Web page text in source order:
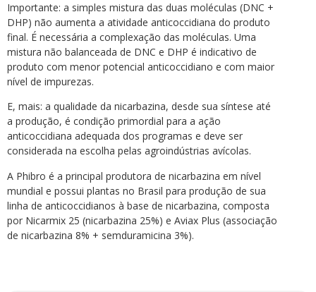
Importante: a simples mistura das duas moléculas (DNC +
DHP) não aumenta a atividade anticoccidiana do produto
final. É necessária a complexação das moléculas. Uma
mistura não balanceada de DNC e DHP é indicativo de
produto com menor potencial anticoccidiano e com maior
nível de impurezas.
E, mais: a qualidade da nicarbazina, desde sua síntese até
a produção, é condição primordial para a ação
anticoccidiana adequada dos programas e deve ser
considerada na escolha pelas agroindústrias avícolas.
A Phibro é a principal produtora de nicarbazina em nível
mundial e possui plantas no Brasil para produção de sua
linha de anticoccidianos à base de nicarbazina, composta
por Nicarmix 25 (nicarbazina 25%) e Aviax Plus (associação
de nicarbazina 8% + semduramicina 3%).